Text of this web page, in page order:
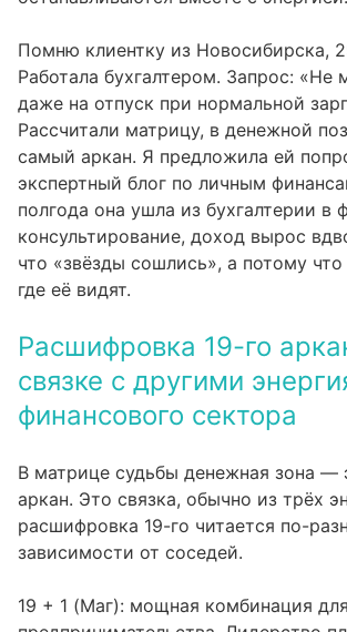
Помню клиентку из Новосибирска,
Работала бухгалтером. Запрос: «Не
даже на отпуск при нормальной
Рассчитали матрицу, в денежной
самый аркан. Я предложила ей
экспертный блог по личным
полгода она ушла из бухгалтерии в
консультирование, доход вырос
что «звёзды сошлись», а потому
где её видят.
Расшифровка 19-го
связке с другими
финансового сектора
В матрице судьбы денежная зона —
аркан. Это связка, обычно из трёх
расшифровка 19-го читается по-
зависимости от соседей.
19 + 1 (Маг): мощная комбинация для